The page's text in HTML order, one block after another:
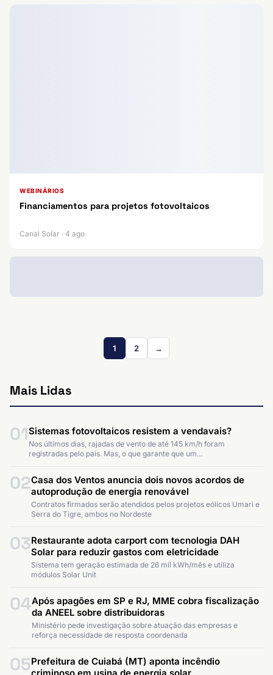
WEBINÁRIOS
Financiamentos para projetos fotovoltaicos
Canal Solar · 4 ago
1 2 →
Mais Lidas
01Sistemas fotovoltaicos resistem a vendavais?
Nos últimos dias, rajadas de vento de até 145 km/h foram
registradas pelo país. Mas, o que garante que um…
02Casa dos Ventos anuncia dois novos acordos de
autoprodução de energia renovável
Contratos firmados serão atendidos pelos projetos eólicos Umari e
Serra do Tigre, ambos no Nordeste
03Restaurante adota carport com tecnologia DAH
Solar para reduzir gastos com eletricidade
Sistema tem geração estimada de 26 mil kWh/mês e utiliza
módulos Solar Unit
04Após apagões em SP e RJ, MME cobra fiscalização
da ANEEL sobre distribuidoras
Ministério pede investigação sobre atuação das empresas e
reforça necessidade de resposta coordenada
05Prefeitura de Cuiabá (MT) aponta incêndio